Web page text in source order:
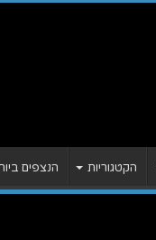
הקטגוריות הנצפים